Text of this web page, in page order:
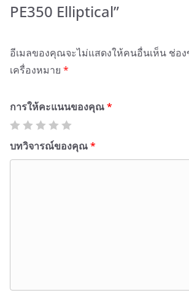
PE350 Elliptical”
อีเมลของคุณจะไม่แสดงให้คนอื่นเห็น ช่อ
เครื่องหมาย *
การให้คะแนนของคุณ*
บทวิจารณ์ของคุณ*